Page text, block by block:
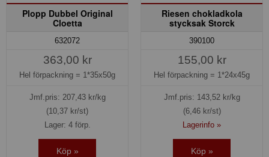
Plopp Dubbel Original
Cloetta
632072
363,00 kr
Hel förpackning = 1*35x50g
Jmf.pris: 207,43kr/kg
(10,37 kr/st)
Lager: 4 förp.
Köp »
Riesen chokladkola
stycksak Storck
390100
155,00 kr
Hel förpackning = 1*24x45g
Jmf.pris: 143,52kr/kg
(6,46 kr/st)
Lagerinfo »
Köp »